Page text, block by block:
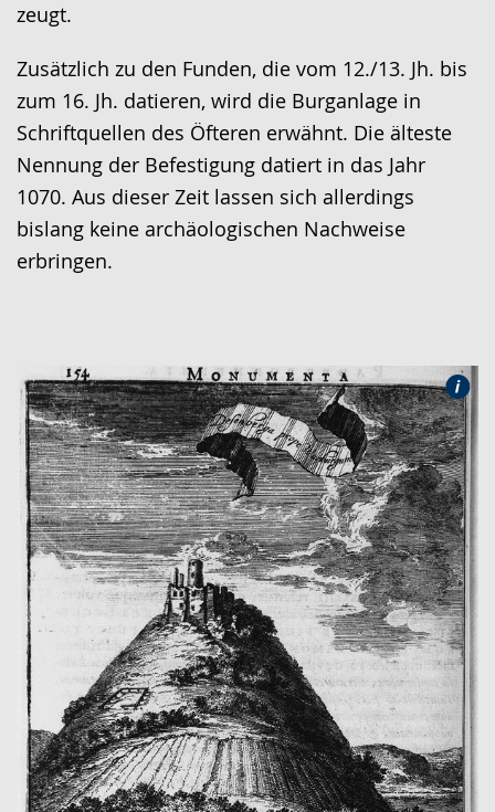
zeugt.
Zusätzlich zu den Funden, die vom 12./13. Jh. bis
zum 16. Jh. datieren, wird die Burganlage in
Schriftquellen des Öfteren erwähnt. Die älteste
Nennung der Befestigung datiert in das Jahr
1070. Aus dieser Zeit lassen sich allerdings
bislang keine archäologischen Nachweise
erbringen.